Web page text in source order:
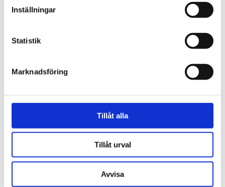
Inställningar
Statistik
Marknadsföring
Tillåt alla
Tillåt urval
Avvisa
skadade på Gothia cup –
helande